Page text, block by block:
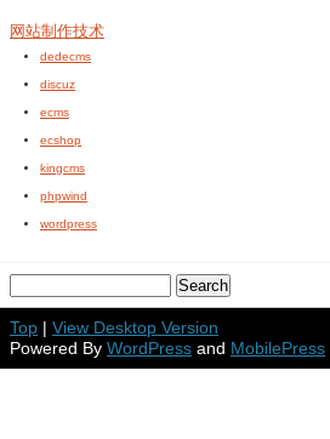
网站制作技术
dedecms
discuz
ecms
ecshop
kingcms
phpwind
wordpress
Top | View Desktop Version
Powered By WordPress and MobilePress